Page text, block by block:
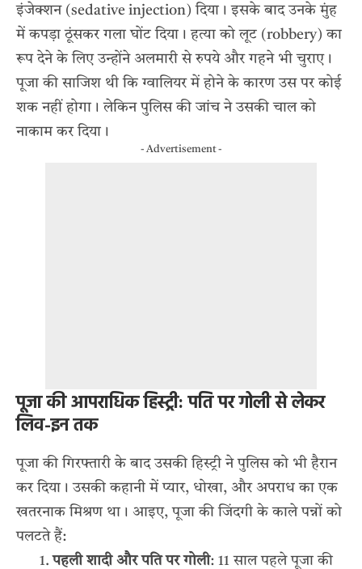
इंजेक्शन (sedative injection) दिया। इसके बाद उनके मुंह
में कपड़ा ठूंसकर गला घोंट दिया। हत्या को लूट (robbery) का
रूप देने के लिए उन्होंने अलमारी से रुपये और गहने भी चुराए।
पूजा की साजिश थी कि ग्वालियर में होने के कारण उस पर कोई
शक नहीं होगा। लेकिन पुलिस की जांच ने उसकी चाल को
नाकाम कर दिया।
- Advertisement -
पूजा की आपराधिक हिस्ट्री: पति पर गोली से लेकर
लिव-इन तक
पूजा की गिरफ्तारी के बाद उसकी हिस्ट्री ने पुलिस को भी हैरान
कर दिया। उसकी कहानी में प्यार, धोखा, और अपराध का एक
खतरनाक मिश्रण था। आइए, पूजा की जिंदगी के काले पन्नों को
पलटते हैं:
पहली शादी और पति पर गोली: 11 साल पहले पूजा की